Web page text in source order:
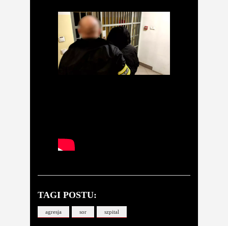
TAGI POSTU:
agresja sor szpital